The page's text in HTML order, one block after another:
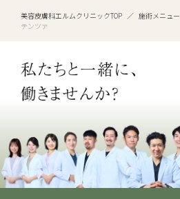
美容皮膚科エルムクリニックTOP ／ 施術メニュー
テンツァ